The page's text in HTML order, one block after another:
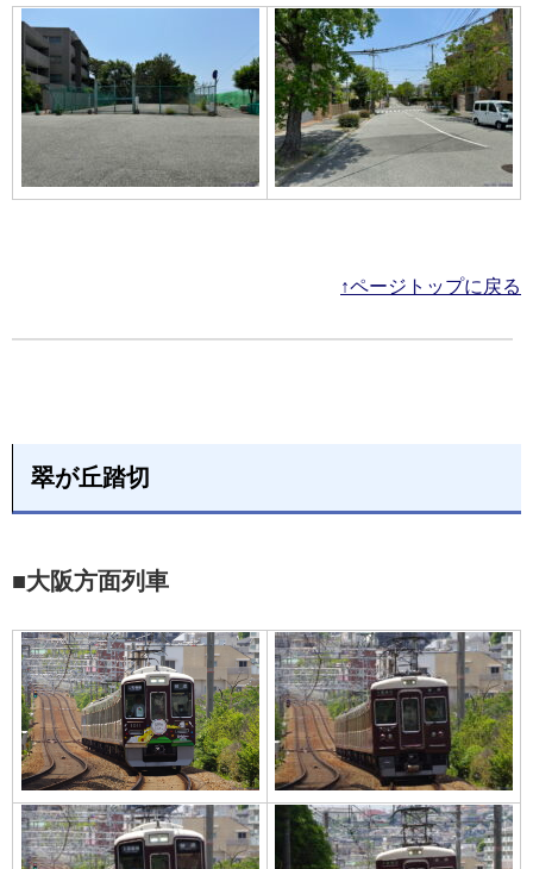
↑ページトップに戻る
翠が丘踏切
■大阪方面列車